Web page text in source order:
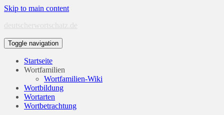
Skip to main content
deutscherwortschatz.de
Toggle navigation
Startseite
Wortfamilien
Wortfamilien-Wiki
Wortbildung
Wortarten
Wortbetrachtung